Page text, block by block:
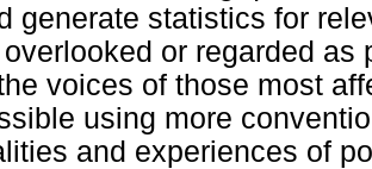
generate statistics for
or regarded
voices of those most
using more
and experiences of